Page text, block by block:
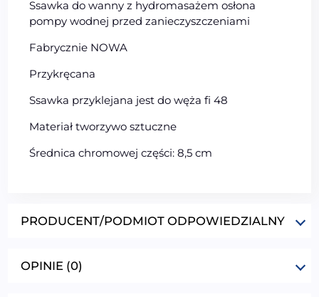
Ssawka do wanny z hydromasażem osłona
pompy wodnej przed zanieczyszczeniami
Fabrycznie NOWA
Przykręcana
Ssawka przyklejana jest do węża fi 48
Materiał tworzywo sztuczne
Średnica chromowej części: 8,5 cm
PRODUCENT/PODMIOT ODPOWIEDZIALNY
OPINIE (0)